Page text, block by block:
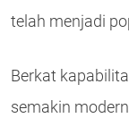
telah menjadi
Berkat
semakin